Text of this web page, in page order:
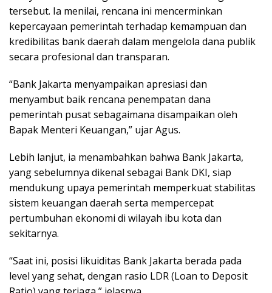
tersebut. Ia menilai, rencana ini mencerminkan
kepercayaan pemerintah terhadap kemampuan dan
kredibilitas bank daerah dalam mengelola dana publik
secara profesional dan transparan.
“Bank Jakarta menyampaikan apresiasi dan
menyambut baik rencana penempatan dana
pemerintah pusat sebagaimana disampaikan oleh
Bapak Menteri Keuangan,” ujar Agus.
Lebih lanjut, ia menambahkan bahwa Bank Jakarta,
yang sebelumnya dikenal sebagai Bank DKI, siap
mendukung upaya pemerintah memperkuat stabilitas
sistem keuangan daerah serta mempercepat
pertumbuhan ekonomi di wilayah ibu kota dan
sekitarnya.
“Saat ini, posisi likuiditas Bank Jakarta berada pada
level yang sehat, dengan rasio LDR (Loan to Deposit